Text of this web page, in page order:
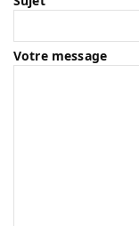
Votre message